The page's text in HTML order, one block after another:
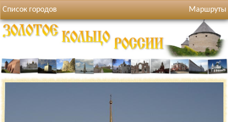
Список городов Маршруты